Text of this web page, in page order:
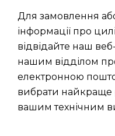
Для замовлення
інформації про
відвідайте наш
нашим відділом
електронною
вибрати найкраще
вашим технічним